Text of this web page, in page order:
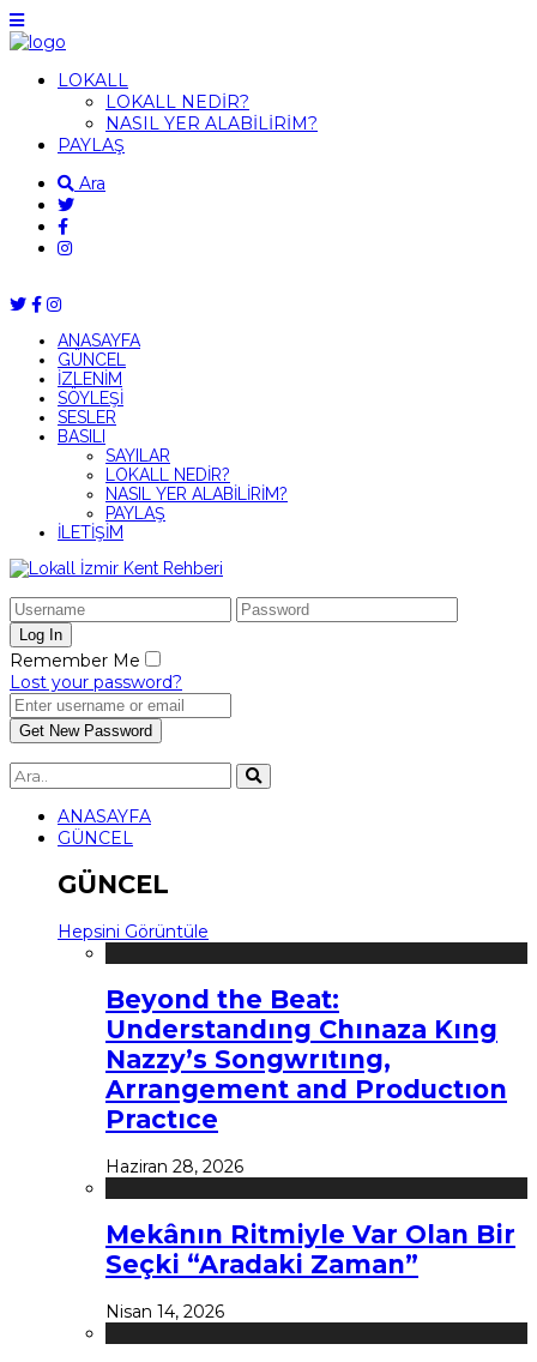
LOKALL
LOKALL NEDİR?
NASIL YER ALABİLİRİM?
PAYLAŞ
Ara
ANASAYFA
GÜNCEL
İZLENİM
SÖYLEŞİ
SESLER
BASILI
SAYILAR
LOKALL NEDİR?
NASIL YER ALABİLİRİM?
PAYLAŞ
İLETİŞİM
Remember Me
Lost your password?
ANASAYFA
GÜNCEL
GÜNCEL
Hepsini Görüntüle
Beyond the Beat:
Understandıng Chınaza Kıng
Nazzy’s Songwrıtıng,
Arrangement and Productıon
Practıce
Haziran 28, 2026
Mekânın Ritmiyle Var Olan Bir
Seçki “Aradaki Zaman”
Nisan 14, 2026